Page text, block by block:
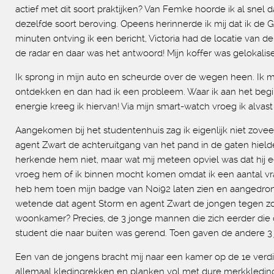
actief met dit soort praktijken? Van Femke hoorde ik al
dezelfde soort beroving. Opeens herinnerde ik mij dat ik de
minuten ontving ik een bericht, Victoria had de locatie van
de radar en daar was het antwoord! Mijn koffer was
Ik sprong in mijn auto en scheurde over de wegen heen. Ik
ontdekken en dan had ik een probleem. Waar ik aan het
energie kreeg ik hiervan! Via mijn smart-watch vroeg ik
Aangekomen bij het studentenhuis zag ik eigenlijk niet
agent Zwart de achteruitgang van het pand in de gaten
herkende hem niet, maar wat mij meteen opviel was dat hij
vroeg hem of ik binnen mocht komen omdat ik een aantal
heb hem toen mijn badge van Noi92 laten zien en
wetende dat agent Storm en agent Zwart de jongen tegen
woonkamer? Precies, de 3 jonge mannen die zich eerder
student die naar buiten was gerend. Toen gaven de andere
Een van de jongens bracht mij naar een kamer op de 1e
allemaal kledingrekken en planken vol met dure